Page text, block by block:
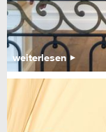
weiterlesen